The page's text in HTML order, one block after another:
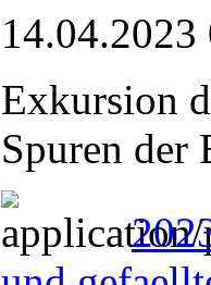
14.04.2023
Exkursion
Spuren der